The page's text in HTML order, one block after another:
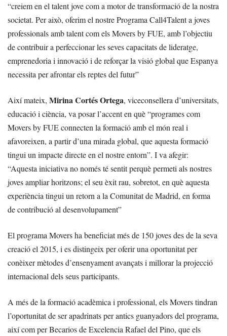
“creiem en el talent jove com a motor de transformació de la nostra
societat. Per això, oferim el nostre Programa Call4Talent a joves
professionals amb talent com els Movers by FUE, amb l’objectiu
de contribuir a perfeccionar les seves capacitats de lideratge,
emprenedoria i innovació i de reforçar la visió global que Espanya
necessita per afrontar els reptes del futur”
Així mateix, Mirina Cortés Ortega, viceconsellera d’universitats,
educació i ciència, va posar l’accent en què “programes com
Movers by FUE connecten la formació amb el món real i
afavoreixen, a partir d’una mirada global, que aquesta formació
tingui un impacte directe en el nostre entorn”. I va afegir:
“Aquesta iniciativa no només té sentit perquè permeti als nostres
joves ampliar horitzons; el seu èxit rau, sobretot, en què aquesta
experiència tingui un retorn a la Comunitat de Madrid, en forma
de contribució al desenvolupament”
El programa Movers ha beneficiat més de 150 joves des de la seva
creació el 2015, i es distingeix per oferir una oportunitat per
conèixer mètodes d’ensenyament avançats i millorar la projecció
internacional dels seus participants.
A més de la formació acadèmica i professional, els Movers tindran
l’oportunitat de ser apadrinats per antics guanyadors del programa,
així com per Becarios de Excelencia Rafael del Pino, que els